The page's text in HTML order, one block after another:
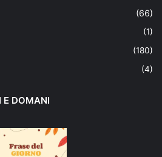
(66)
(1)
(180)
(4)
DOMANI